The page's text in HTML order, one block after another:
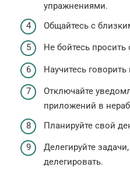
упражнениями.
Общайтесь с
Не бойтесь
Научитесь говорить
Отключайте
приложений в
Планируйте свой
Делегируйте
делегировать.